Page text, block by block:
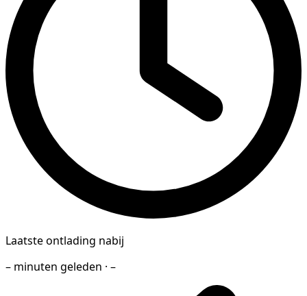
Laatste ontlading nabij
– minuten geleden · –